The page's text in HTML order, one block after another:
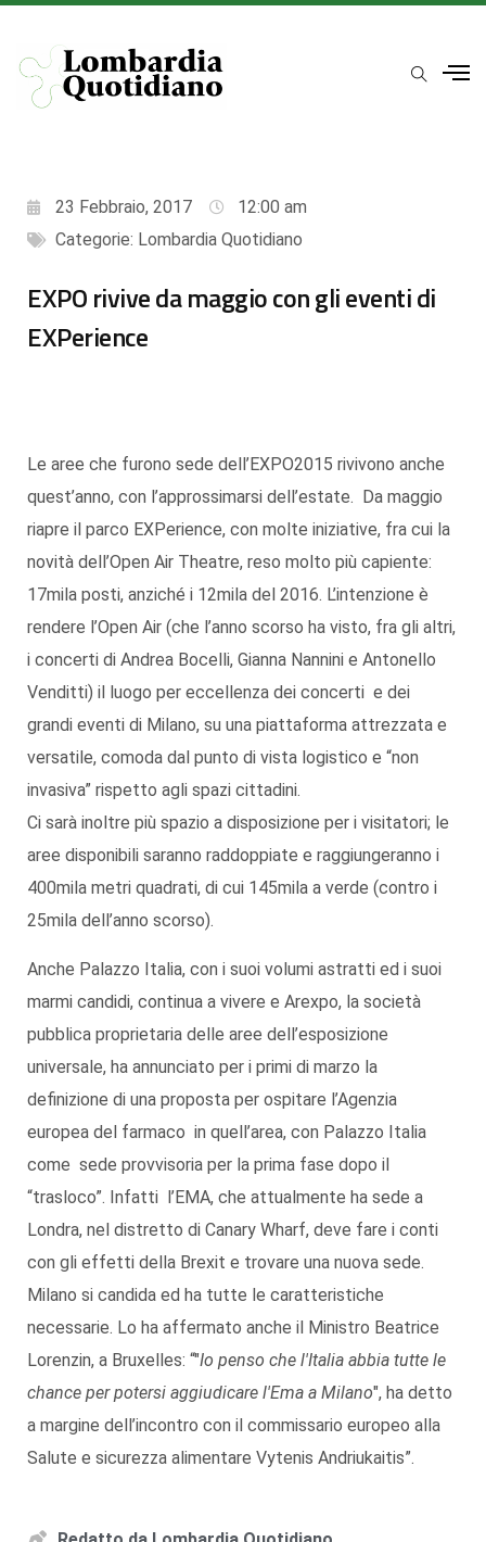
23 Febbraio, 2017
12:00 am
Categorie: Lombardia Quotidiano
EXPO rivive da maggio con gli eventi di
EXPerience
Le aree che furono sede dell’EXPO2015 rivivono anche
quest’anno, con l’approssimarsi dell’estate. Da maggio
riapre il parco EXPerience, con molte iniziative, fra cui la
novità dell’Open Air Theatre, reso molto più capiente:
17mila posti, anziché i 12mila del 2016. L’intenzione è
rendere l’Open Air (che l’anno scorso ha visto, fra gli altri,
i concerti di Andrea Bocelli, Gianna Nannini e Antonello
Venditti) il luogo per eccellenza dei concerti e dei
grandi eventi di Milano, su una piattaforma attrezzata e
versatile, comoda dal punto di vista logistico e “non
invasiva” rispetto agli spazi cittadini.
Ci sarà inoltre più spazio a disposizione per i visitatori; le
aree disponibili saranno raddoppiate e raggiungeranno i
400mila metri quadrati, di cui 145mila a verde (contro i
25mila dell’anno scorso).
Anche Palazzo Italia, con i suoi volumi astratti ed i suoi
marmi candidi, continua a vivere e Arexpo, la società
pubblica proprietaria delle aree dell’esposizione
universale, ha annunciato per i primi di marzo la
definizione di una proposta per ospitare l’Agenzia
europea del farmaco in quell’area, con Palazzo Italia
come sede provvisoria per la prima fase dopo il
“trasloco”. Infatti l’EMA, che attualmente ha sede a
Londra, nel distretto di Canary Wharf, deve fare i conti
con gli effetti della Brexit e trovare una nuova sede.
Milano si candida ed ha tutte le caratteristiche
necessarie. Lo ha affermato anche il Ministro Beatrice
Lorenzin, a Bruxelles: “"Io penso che l'Italia abbia tutte le
chance per potersi aggiudicare l'Ema a Milano", ha detto
a margine dell’incontro con il commissario europeo alla
Salute e sicurezza alimentare Vytenis Andriukaitis”.